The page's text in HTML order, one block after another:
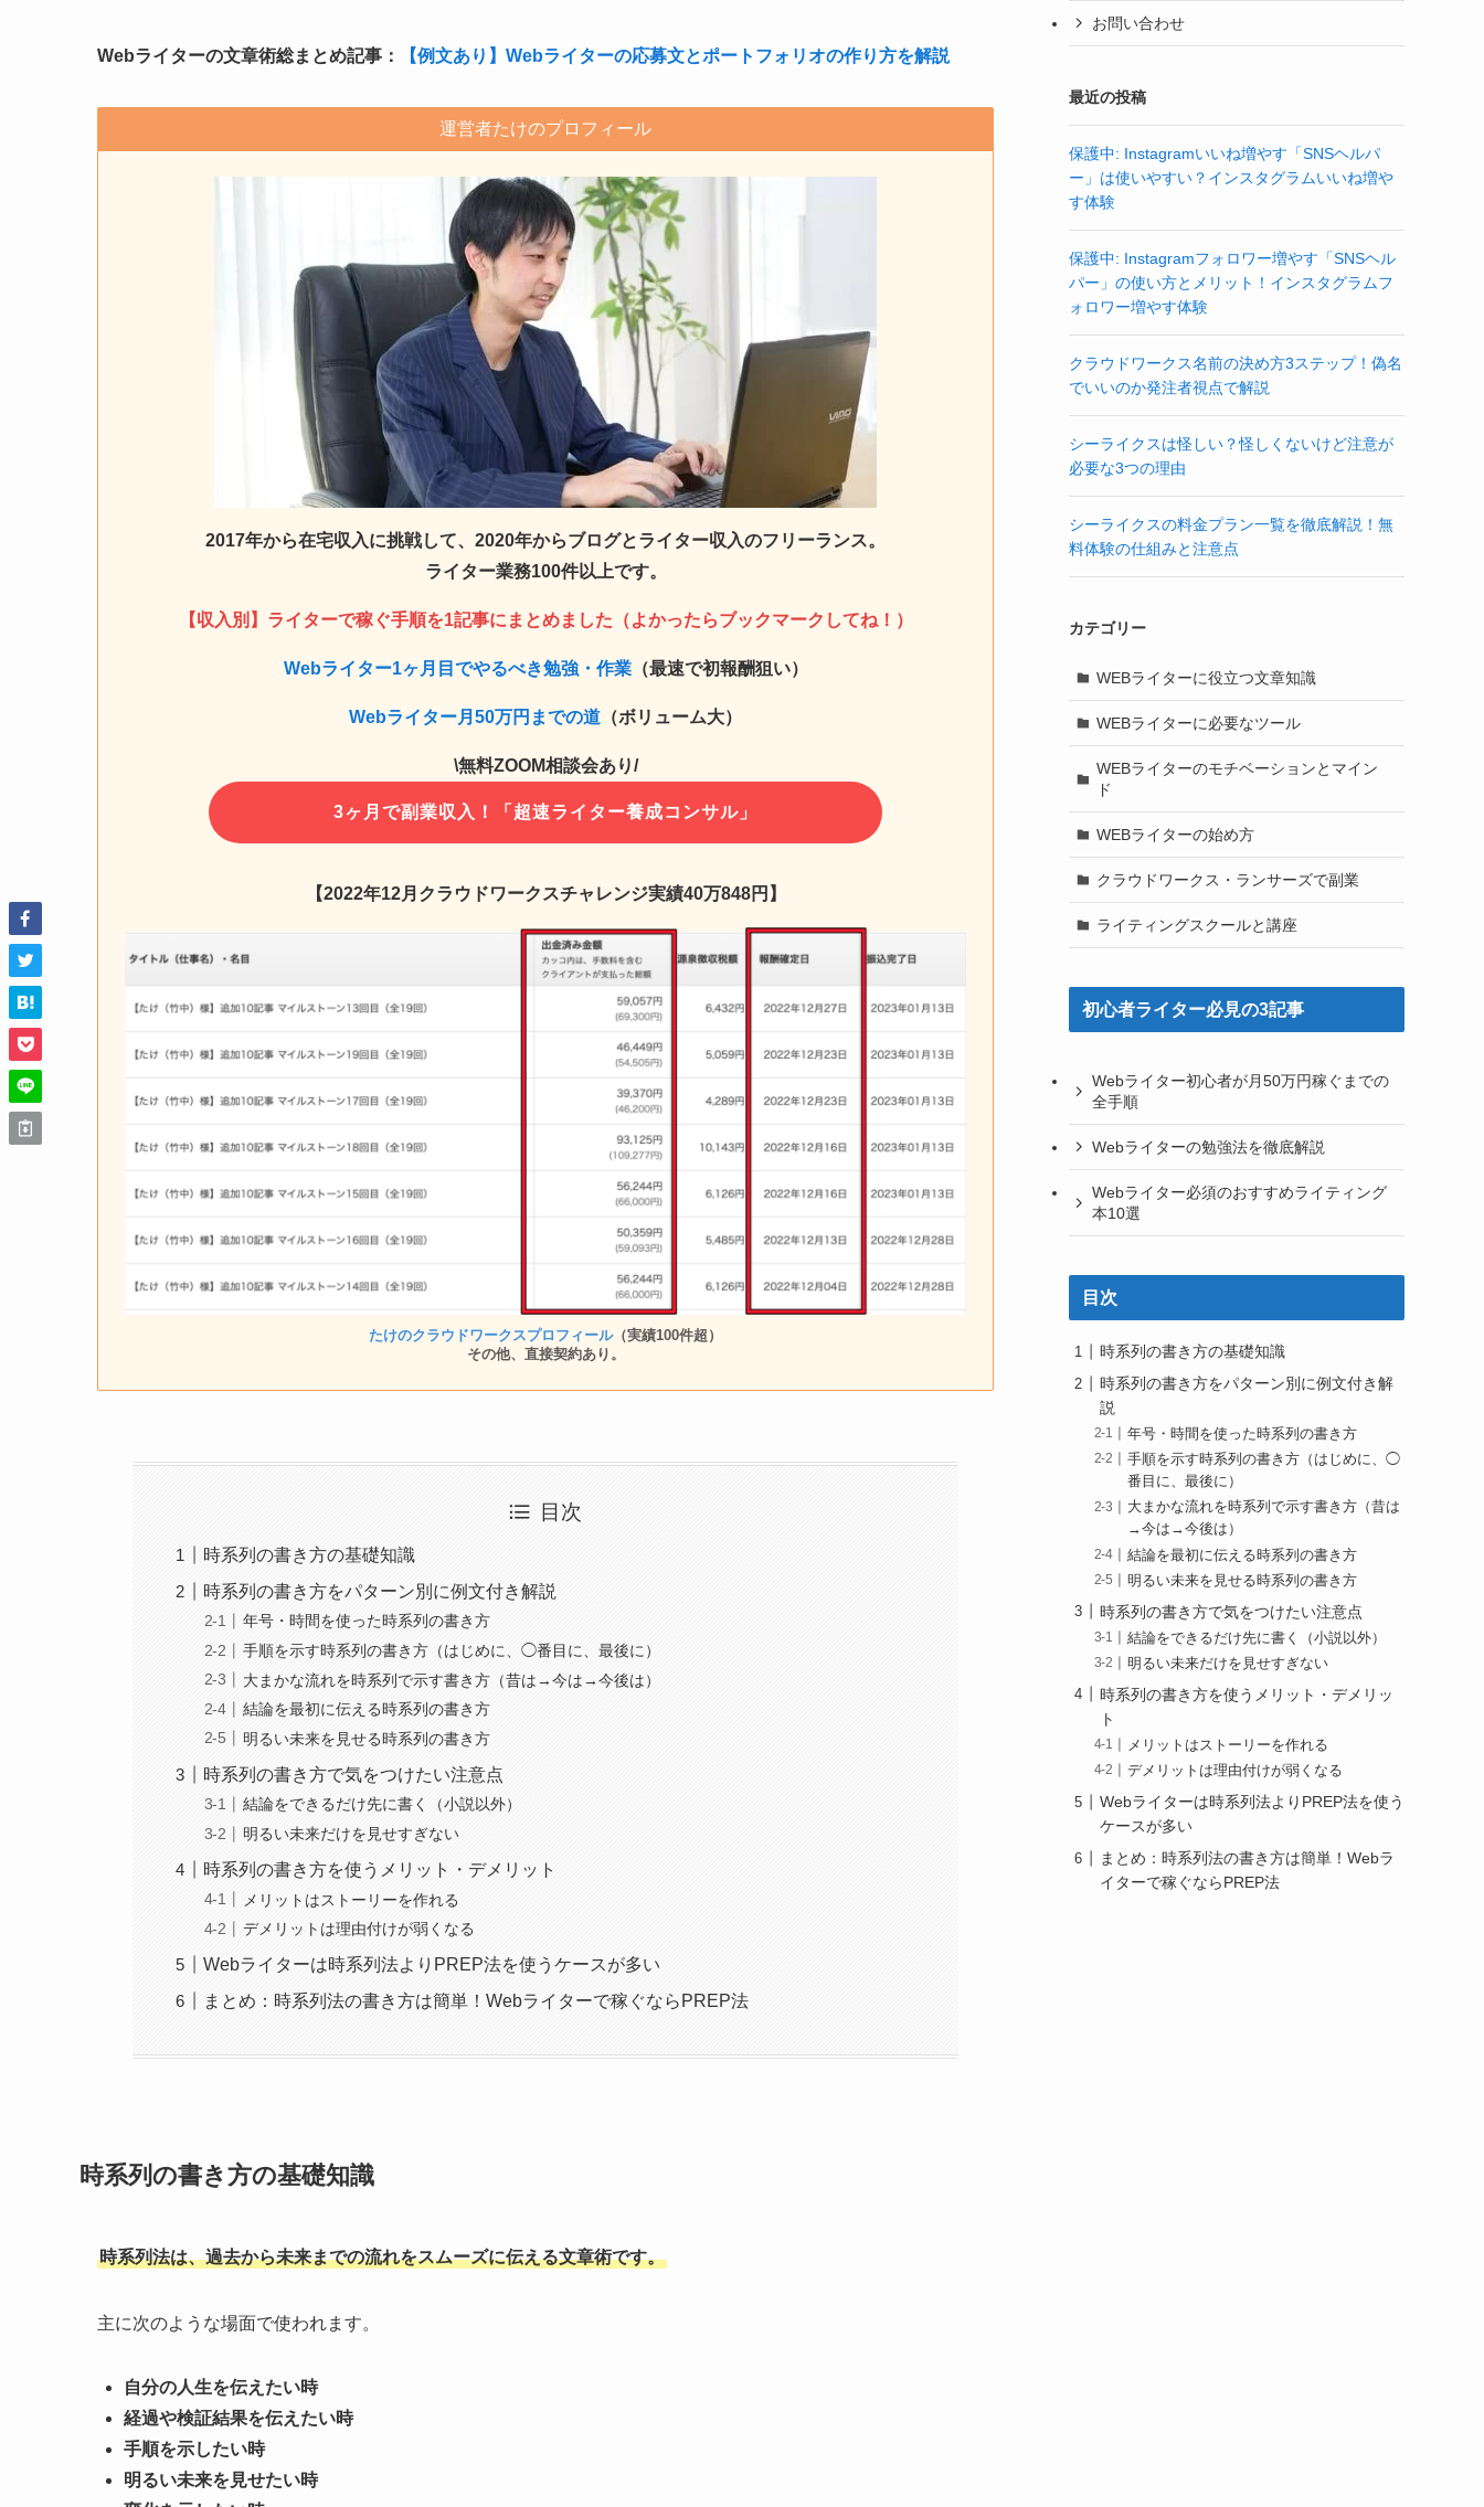
Webライターの文章術総まとめ記事： 【例文あり】Webライターの応募文とポートフォリオの作り方を解説
運営者たけのプロフィール
2017年から在宅収入に挑戦して、2020年からブログとライター収入のフリーランス。
ライター業務100件以上です。
【収入別】ライターで稼ぐ手順を1記事にまとめました（よかったらブックマークしてね！）
Webライター1ヶ月目でやるべき勉強・作業（最速で初報酬狙い）
Webライター月50万円までの道 （ボリューム大）
\無料ZOOM相談会あり/
3ヶ月で副業収入！「超速ライター養成コンサル」
【2022年12月クラウドワークスチャレンジ実績40万848円 】
たけのクラウドワークスプロフィール（実績100件超）
その他、直接契約あり。
目次
時系列の書き方の基礎知識
時系列の書き方をパターン別に例文付き解説
年号・時間を使った時系列の書き方
手順を示す時系列の書き方（はじめに、◯番目に、最後に）
大まかな流れを時系列で示す書き方（昔は→今は→今後は）
結論を最初に伝える時系列の書き方
明るい未来を見せる時系列の書き方
時系列の書き方で気をつけたい注意点
結論をできるだけ先に書く（小説以外）
明るい未来だけを見せすぎない
時系列の書き方を使うメリット・デメリット
メリットはストーリーを作れる
デメリットは理由付けが弱くなる
Webライターは時系列法よりPREP法を使うケースが多い
まとめ：時系列法の書き方は簡単！Webライターで稼ぐならPREP法
時系列の書き方の基礎知識
時系列法は、過去から未来までの流れをスムーズに伝える文章術です。
主に次のような場面で使われます。
自分の人生を伝えたい時
経過や検証結果を伝えたい時
手順を示したい時
明るい未来を見せたい時
お問い合わせ
最近の投稿
保護中: Instagramいいね増やす「SNSヘルパ
ー」は使いやすい？インスタグラムいいね増や
す体験
保護中: Instagramフォロワー増やす「SNSヘル
パー」の使い方とメリット！インスタグラムフ
ォロワー増やす体験
クラウドワークス名前の決め方3ステップ！偽名
でいいのか発注者視点で解説
シーライクスは怪しい？怪しくないけど注意が
必要な3つの理由
シーライクスの料金プラン一覧を徹底解説！無
料体験の仕組みと注意点
カテゴリー
WEBライターに役立つ文章知識
WEBライターに必要なツール
WEBライターのモチベーションとマイン
ド
WEBライターの始め方
クラウドワークス・ランサーズで副業
ライティングスクールと講座
初心者ライター必見の3記事
Webライター初心者が月50万円稼ぐまでの
全手順
Webライターの勉強法を徹底解説
Webライター必須のおすすめライティング
本10選
目次
時系列の書き方の基礎知識
時系列の書き方をパターン別に例文付き解
説
年号・時間を使った時系列の書き方
手順を示す時系列の書き方（はじめに、◯
番目に、最後に）
大まかな流れを時系列で示す書き方（昔は
→今は→今後は）
結論を最初に伝える時系列の書き方
明るい未来を見せる時系列の書き方
時系列の書き方で気をつけたい注意点
結論をできるだけ先に書く（小説以外）
明るい未来だけを見せすぎない
時系列の書き方を使うメリット・デメリッ
ト
メリットはストーリーを作れる
デメリットは理由付けが弱くなる
Webライターは時系列法よりPREP法を使う
ケースが多い
まとめ：時系列法の書き方は簡単！Webラ
イターで稼ぐならPREP法